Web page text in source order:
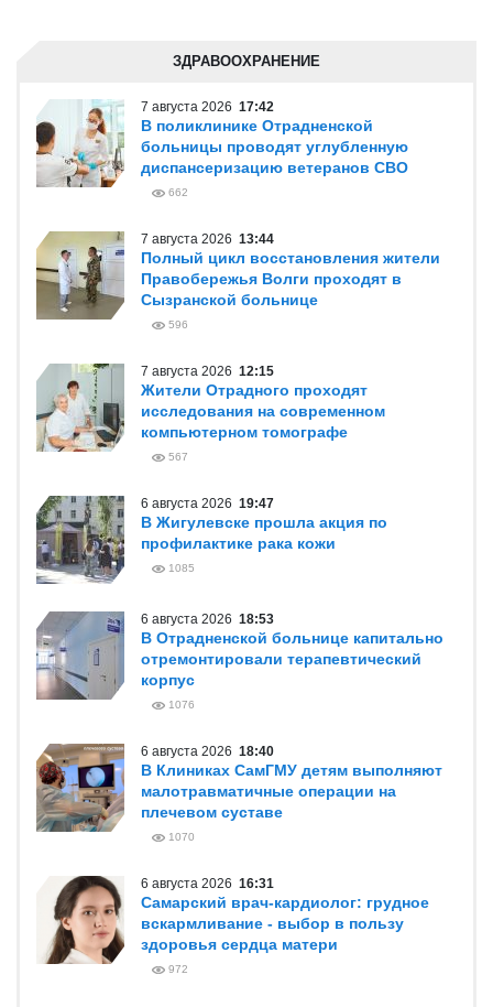
ЗДРАВООХРАНЕНИЕ
7 августа 2026 17:42
В поликлинике Отрадненской
больницы проводят углубленную
диспансеризацию ветеранов СВО
662
7 августа 2026 13:44
Полный цикл восстановления жители
Правобережья Волги проходят в
Сызранской больнице
596
7 августа 2026 12:15
Жители Отрадного проходят
исследования на современном
компьютерном томографе
567
6 августа 2026 19:47
В Жигулевске прошла акция по
профилактике рака кожи
1085
6 августа 2026 18:53
В Отрадненской больнице капитально
отремонтировали терапевтический
корпус
1076
6 августа 2026 18:40
В Клиниках СамГМУ детям выполняют
малотравматичные операции на
плечевом суставе
1070
6 августа 2026 16:31
Самарский врач-кардиолог: грудное
вскармливание - выбор в пользу
здоровья сердца матери
972